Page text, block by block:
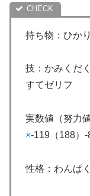
持ち物：ひか
技：かみくだ
すてゼリフ
実数値（努力
×-119（188）-
性格：わんぱ